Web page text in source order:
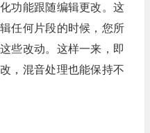
功能跟随编辑更改。这
任何片段的时候，您所
些改动。这样一来，即
，混音处理也能保持不